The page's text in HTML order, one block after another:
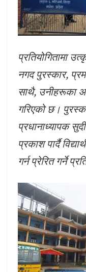
प्रतियोगितामा
नगद पुरस्कार,
साथै, उनीहरूका
गरिएको छ।
प्रधानाध्यापक
प्रकाश पार्दै
गर्न प्रेरित गर्ने